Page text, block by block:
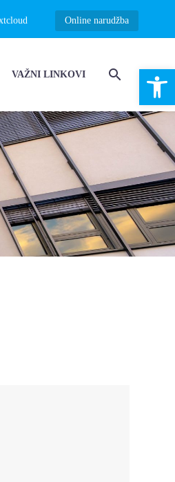
Online narudžba
VAŽNI LINKOVI